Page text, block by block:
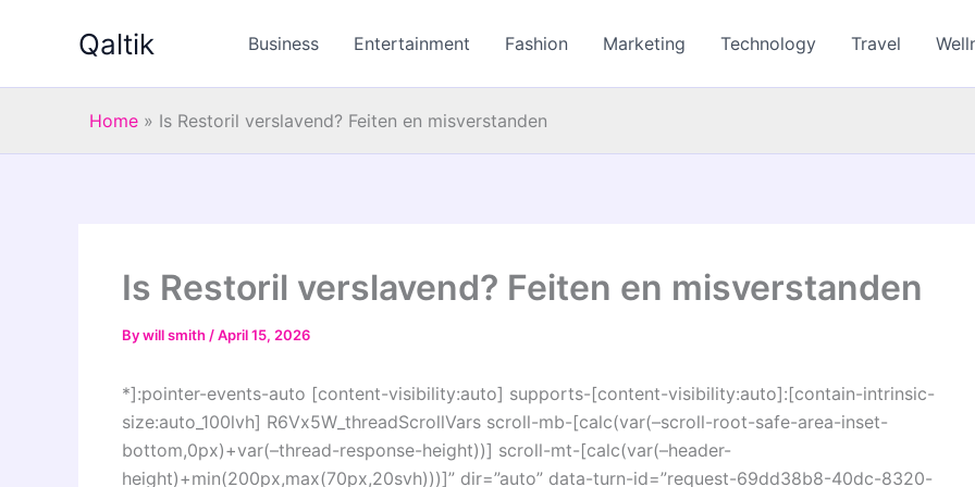
Qaltik Business Entertainment Fashion Marketing Technology Travel
Home » Is Restoril verslavend? Feiten en misverstanden
Is Restoril verslavend? Feiten en misverstanden
Bywill smith /April 15, 2026
*]:pointer-events-auto [content-visibility:auto] supports-[content-visibility:auto]:[contain-intrinsic-
size:auto_100lvh] R6Vx5W_threadScrollVars scroll-mb-[calc(var(–scroll-root-safe-area-inset-
bottom,0px)+var(–thread-response-height))] scroll-mt-[calc(var(–header-
height)+min(200px,max(70px,20svh)))]” dir=”auto” data-turn-id=”request-69dd38b8-40dc-8320-